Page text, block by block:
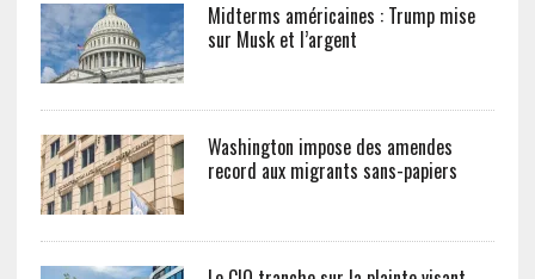
Midterms américaines : Trump mise
sur Musk et l’argent
Washington impose des amendes
record aux migrants sans-papiers